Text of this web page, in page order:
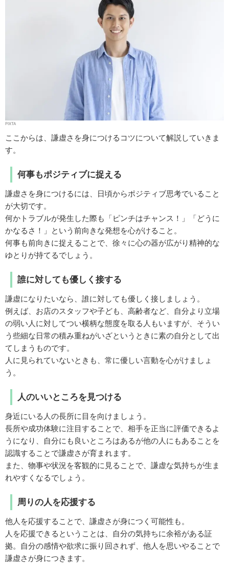
PIXTA
ここからは、謙虚さを身につけるコツについて解説していきま
す。
何事もポジティブに捉える
謙虚さを身につけるには、日頃からポジティブ思考でいること
が大切です。
何かトラブルが発生した際も「ピンチはチャンス！」「どうに
かなるさ！」という前向きな発想を心がけること。
何事も前向きに捉えることで、徐々に心の器が広がり精神的な
ゆとりが持てるでしょう。
誰に対しても優しく接する
謙虚になりたいなら、誰に対しても優しく接しましょう。
例えば、お店のスタッフや子ども、高齢者など、自分より立場
の弱い人に対してつい横柄な態度を取る人もいますが、そうい
う些細な日常の積み重ねがいざというときに素の自分として出
てしまうものです。
人に見られていないときも、常に優しい言動を心がけましょ
う。
人のいいところを見つける
身近にいる人の長所に目を向けましょう。
長所や成功体験に注目することで、相手を正当に評価できるよ
うになり、自分にも良いところはあるが他の人にもあることを
認識することで謙虚さが育まれます。
また、物事や状況を客観的に見ることで、謙虚な気持ちが生ま
れやすくなるでしょう。
周りの人を応援する
他人を応援することで、謙虚さが身につく可能性も。
人を応援できるということは、自分の気持ちに余裕がある証
拠。自分の感情や欲求に振り回されず、他人を思いやることで
謙虚さが身につきます。